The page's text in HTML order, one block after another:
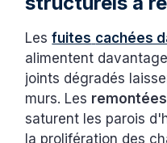
Lesfuites cachées
alimentent
joints dégradés
murs. Les
saturent les parois
la prolifération des